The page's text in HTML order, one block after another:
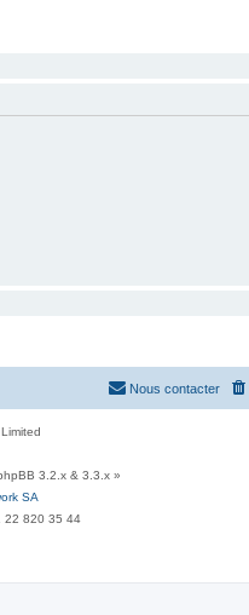
Nous contacter
3.2.x & 3.3.x »
SA
22 820 35 44